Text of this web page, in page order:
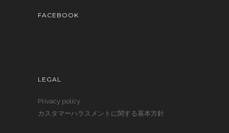
FACEBOOK
LEGAL
Privacy policy
カスタマーハラスメントに関する基本方針